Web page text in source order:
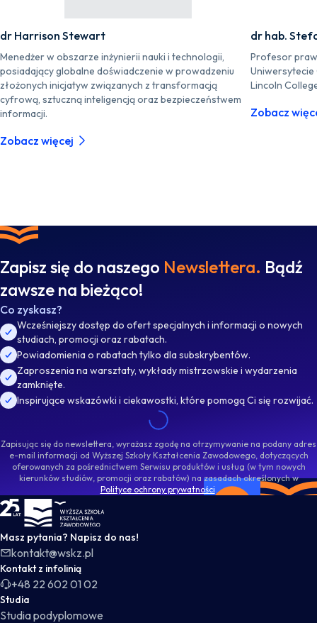
dr Harrison Stewart
Menedżer w obszarze inżynierii nauki i technologii,
posiadający globalne doświadczenie w prowadzeniu
złożonych inicjatyw związanych z transformacją
cyfrową, sztuczną inteligencją oraz bezpieczeństwem
informacji.
Zobacz więcej
dr hab.
Profesor
Lincoln
Zobacz
Zapisz się do naszego Newslettera. Bądź
zawsze na bieżąco!
Co zyskasz?
Wcześniejszy dostęp do ofert specjalnych i informacji o nowych
studiach, promocji oraz rabatach.
Powiadomienia o rabatach tylko dla subskrybentów.
Zaproszenia na warsztaty, wykłady mistrzowskie i wydarzenia
zamknięte.
Inspirujące wskazówki i ciekawostki, które pomogą Ci się rozwijać.
Zapisując się do newslettera, wyrażasz zgodę na otrzymywanie na podany adres
e-mail informacji od Wyższej Szkoły Kształcenia Zawodowego, dotyczących
oferowanych za pośrednictwem Serwisu produktów i usług (w tym nowych
kierunków studiów, promocji oraz rabatów) na zasadach określonych w
Polityce ochrony prywatności.
WSKZ - strona główna
Masz pytania? Napisz do nas!
kontakt@wskz.pl
Kontakt z infolinią
+48 22 602 01 02
Studia
Studia podyplomowe